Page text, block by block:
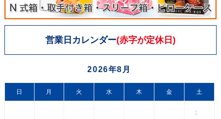
営業日カレンダー(赤字が定休日)
2026年8月
日 月 火 水 木 金 土
1